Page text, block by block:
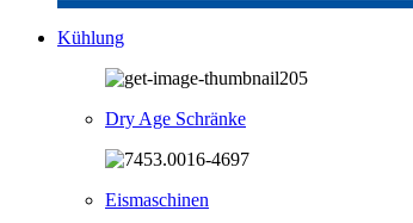
Kühlung
Dry Age Schränke
Eismaschinen